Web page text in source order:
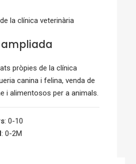
la clínica veterinària
pròpies de la clínica
canina i felina, venda de
i alimentosos per a animals.
: 0-10
: 0-2M